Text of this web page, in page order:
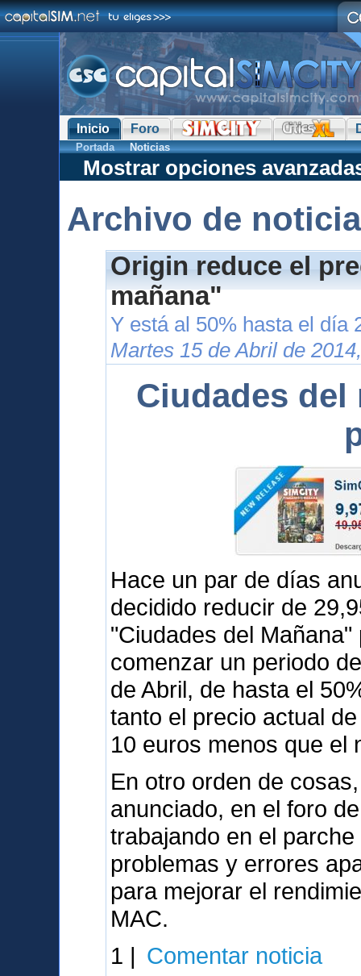
Inicio Foro
Portada Noticias
Mostrar opciones
Archivo de
Origin reduce el
mañana"
Y está al 50% hasta el día
Martes 15 de Abril de
Ciudades del
Hace un par de días
decidido reducir de
"Ciudades del
comenzar un periodo
de Abril, de hasta el
tanto el precio actual
10 euros menos que el
En otro orden de
anunciado, en el foro
trabajando en el
problemas y errores
para mejorar el
MAC.
1 | Comentar noticia